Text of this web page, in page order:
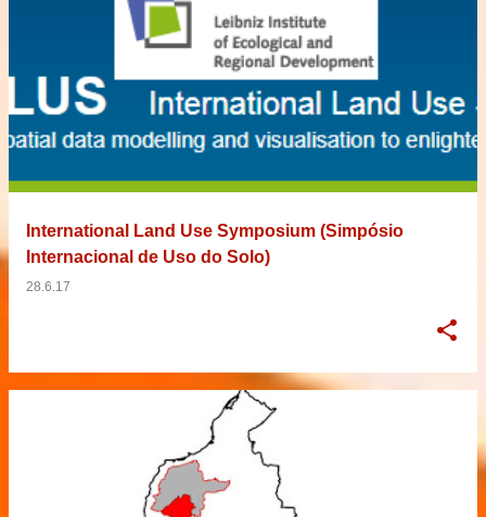
International Land Use Symposium (Simpósio
Internacional de Uso do Solo)
28.6.17